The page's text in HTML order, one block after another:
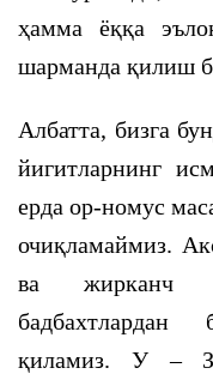
ҳамма ёққа
шарманда қилиш
Албатта, бизга
йигитларнинг
ерда ор-номус
очиқламаймиз.
ва жирканч
қиламиз. У –